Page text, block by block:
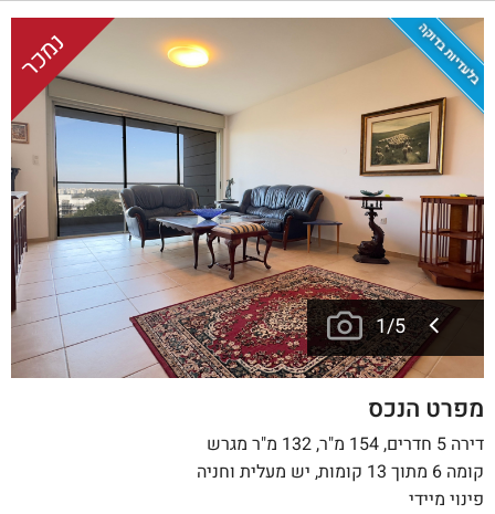
בלעדיות בדוקה נמכר
1/5
מפרט הנכס
דירה 5 חדרים, 154 מ"ר, 132 מ"ר מגרש
קומה 6 מתוך 13 קומות, יש מעלית וחניה
פינוי מיידי